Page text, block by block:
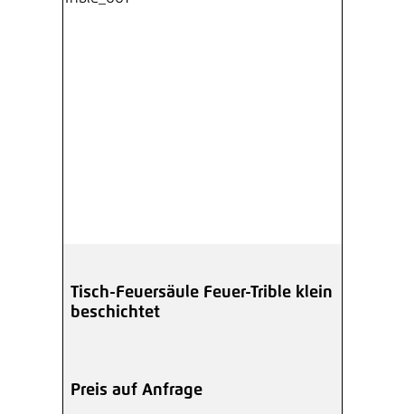
Tisch-Feuersäule Feuer-Trible klein
beschichtet
Preis auf Anfrage